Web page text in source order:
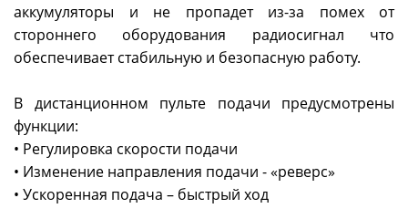
аккумуляторы и не пропадет из-за помех от
стороннего оборудования радиосигнал что
обеспечивает стабильную и безопасную работу.
В дистанционном пульте подачи предусмотрены
функции:
• Регулировка скорости подачи
• Изменение направления подачи - «реверс»
• Ускоренная подача – быстрый ход